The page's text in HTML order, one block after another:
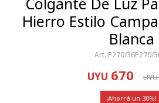
Hierro Estilo
Blanca
P270/36P270/
UYU 670 UYU
30